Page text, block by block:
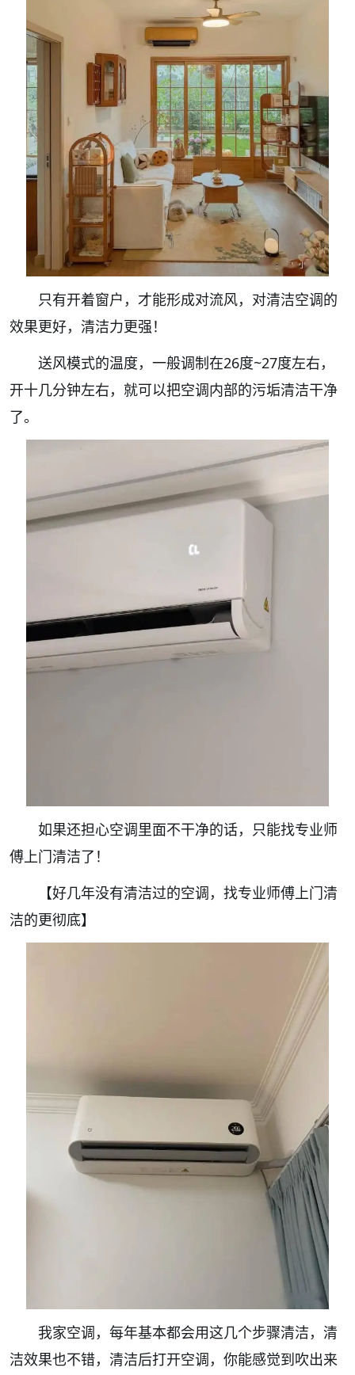
只有开着窗户，才能形成对流风，对清洁空调的
效果更好，清洁力更强！
送风模式的温度，一般调制在26度~27度左右，
开十几分钟左右，就可以把空调内部的污垢清洁干净
了。
如果还担心空调里面不干净的话，只能找专业师
傅上门清洁了！
【好几年没有清洁过的空调，找专业师傅上门清
洁的更彻底】
我家空调，每年基本都会用这几个步骤清洁，清
洁效果也不错，清洁后打开空调，你能感觉到吹出来